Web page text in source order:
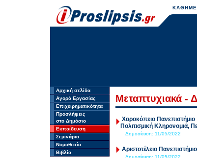
Αρχική σελίδα
Αγορά Εργασίας
Επιχειρηματικότητα
Προσλήψεις
στο Δημόσιο
Εκπαίδευση
Σεμινάρια
Νομοθεσία
Βιβλία
Μεταπτυχιακά -
Χαροκόπειο
Πολιτισμική Κληρονομιά,
Δημοσίευση: 11/05/2022
Αριστοτέλειο
Δημοσίευση: 11/05/2022